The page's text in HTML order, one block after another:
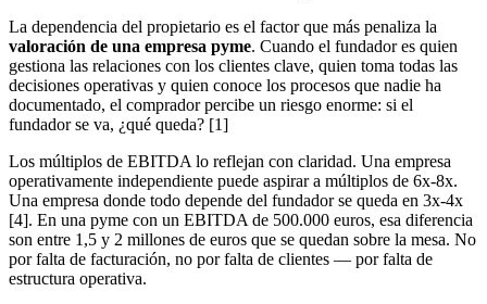
La dependencia del propietario es el factor que más penaliza la
valoración de una empresa pyme. Cuando el fundador es quien
gestiona las relaciones con los clientes clave, quien toma todas las
decisiones operativas y quien conoce los procesos que nadie ha
documentado, el comprador percibe un riesgo enorme: si el
fundador se va, ¿qué queda? [1]
Los múltiplos de EBITDA lo reflejan con claridad. Una empresa
operativamente independiente puede aspirar a múltiplos de 6x-8x.
Una empresa donde todo depende del fundador se queda en 3x-4x
[4]. En una pyme con un EBITDA de 500.000 euros, esa diferencia
son entre 1,5 y 2 millones de euros que se quedan sobre la mesa. No
por falta de facturación, no por falta de clientes — por falta de
estructura operativa.